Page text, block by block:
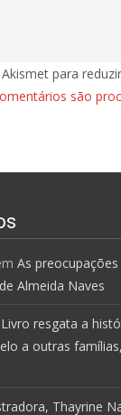
para
são
As
Almeida Naves
Livro resgata a
a outras
Thayrine